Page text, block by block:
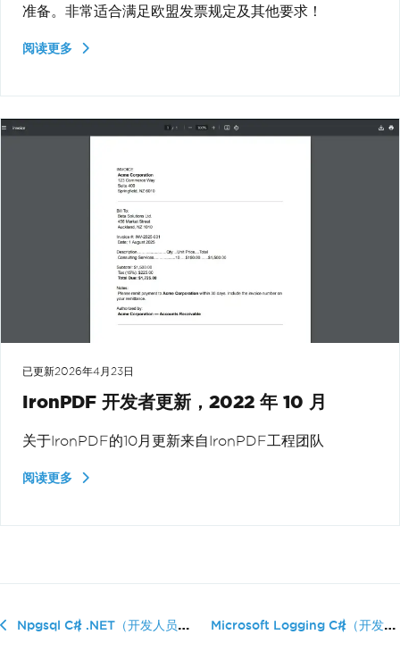
准备。非常适合满足欧盟发票规定及其他要求！
阅读更多
已更新2026年4月23日
IronPDF 开发者更新，2022 年 10 月
关于IronPDF的10月更新来自IronPDF工程团队
阅读更多
Npgsql C# .NET（开发人员如何使用） Microsoft Logging C#（开发者如...